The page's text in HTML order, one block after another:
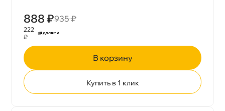
888 ₽935 ₽
222
₽
корзину
Купить в 1 клик